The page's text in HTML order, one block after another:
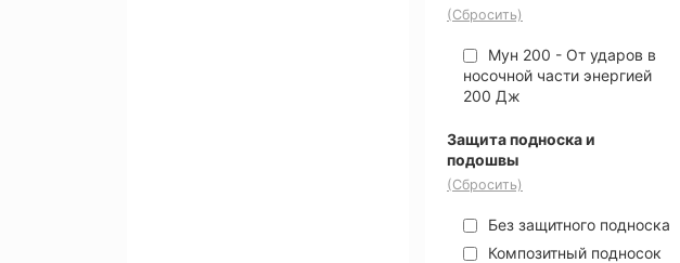
(Сбросить)
Мун 200 - От ударов в
носочной части энергией
200 Дж
Защита подноска и
подошвы
(Сбросить)
Без защитного подноска
Композитный подносок